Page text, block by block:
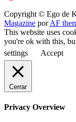
Copyright © Ego de
Magazine porAF
This website uses
you're ok with this,
settings
Accept
Cerrar
Privacy Overview